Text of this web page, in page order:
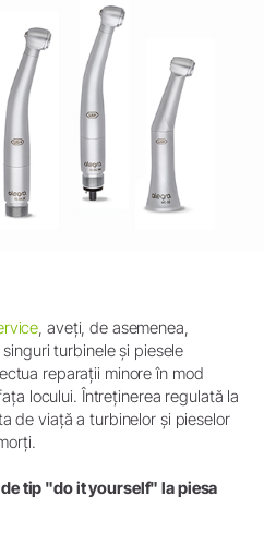
, aveți, de asemenea,
turbinele și piesele
reparații minore în mod
locului. Întreținerea regulată la
de viață a turbinelor și pieselor
tip "do it yourself" la piesa